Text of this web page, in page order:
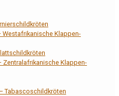
Westafrikanische Klappen-
Zentralafrikanische Klappen-
Tabascoschildkröten